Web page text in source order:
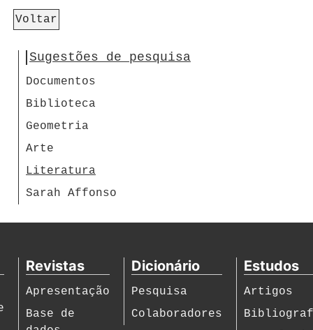
Voltar
Sugestões de pesquisa
Documentos
Biblioteca
Geometria
Arte
Literatura
Sarah Affonso
Revistas
Apresentação
Base de
Dicionário
Pesquisa
Colaboradores
Estudos
Artigos